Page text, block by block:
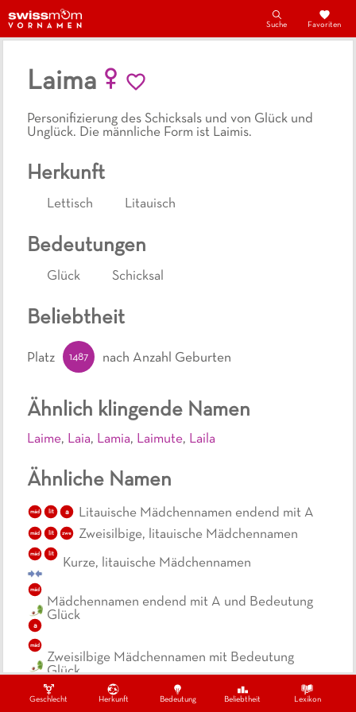
Geschlecht Herkunft Bedeutung Beliebtheit Lexikon
Suche Favoriten
Laima
Personifizierung des Schicksals und von Glück und
Unglück. Die männliche Form ist Laimis.
Herkunft
Lettisch Litauisch
Bedeutungen
Glück Schicksal
Ähnlich klingende Namen
Laime, Laia, Lamia, Laimute, Laila
Ähnliche Namen
mäd lit a Litauische Mädchennamen endend mit A
mäd lit zwe Zweisilbige, litauische Mädchennamen
mäd lit
Kurze, litauische Mädchennamen
mäd
a
Mädchennamen endend mit A und Bedeutung
Glück
mäd
Zweisilbige Mädchennamen mit Bedeutung
Glück
Beliebtheit
Platz 1487 nach Anzahl Geburten